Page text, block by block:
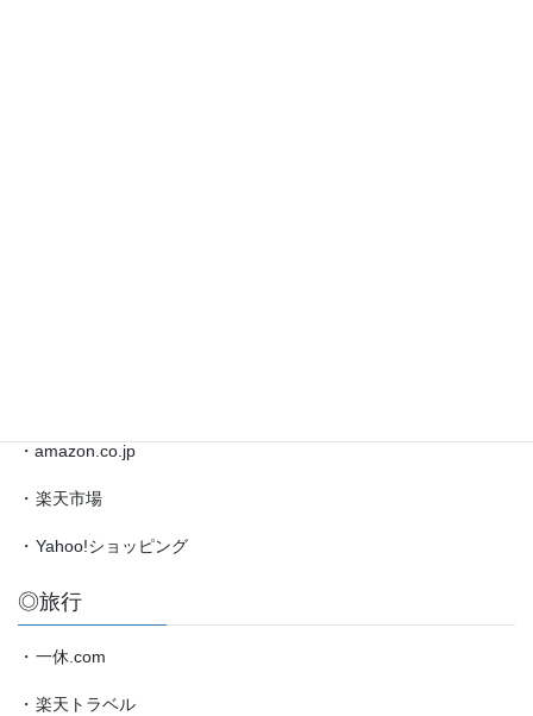
・amazon.co.jp
・ 楽天市場
・ Yahoo!ショッピング
◎旅行
・ 一休.com
・ 楽天トラベル